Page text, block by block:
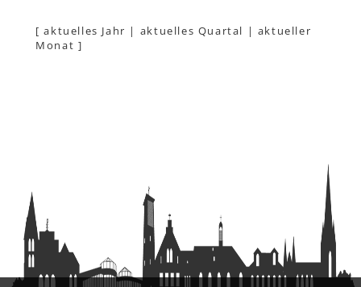
[aktuelles Jahr | aktuelles Quartal | aktueller
Monat ]